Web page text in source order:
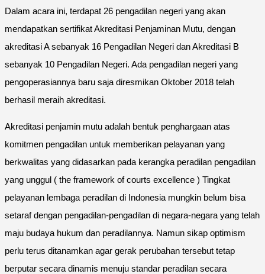
Dalam acara ini, terdapat 26 pengadilan negeri yang akan
mendapatkan sertifikat Akreditasi Penjaminan Mutu, dengan
akreditasi A sebanyak 16 Pengadilan Negeri dan Akreditasi B
sebanyak 10 Pengadilan Negeri. Ada pengadilan negeri yang
pengoperasiannya baru saja diresmikan Oktober 2018 telah
berhasil meraih akreditasi.
Akreditasi penjamin mutu adalah bentuk penghargaan atas
komitmen pengadilan untuk memberikan pelayanan yang
berkwalitas yang didasarkan pada kerangka peradilan pengadilan
yang unggul ( the framework of courts excellence ) Tingkat
pelayanan lembaga peradilan di Indonesia mungkin belum bisa
setaraf dengan pengadilan-pengadilan di negara-negara yang telah
maju budaya hukum dan peradilannya. Namun sikap optimism
perlu terus ditanamkan agar gerak perubahan tersebut tetap
berputar secara dinamis menuju standar peradilan secara